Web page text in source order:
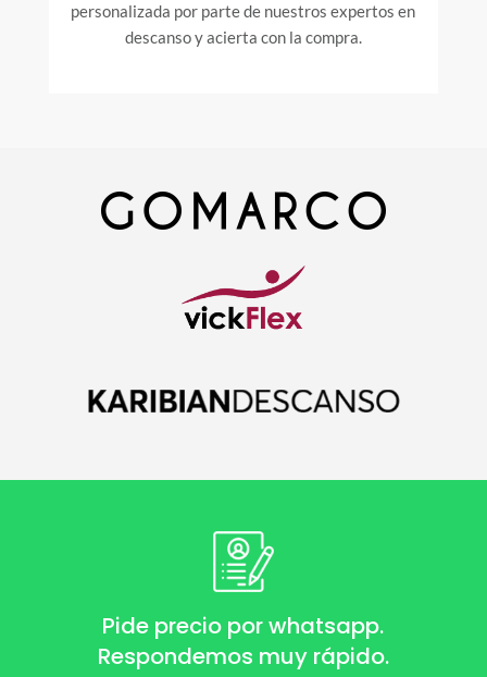
personalizada por parte de nuestros expertos en
descanso y acierta con la compra.
Pide precio por whatsapp.
Respondemos muy rápido.